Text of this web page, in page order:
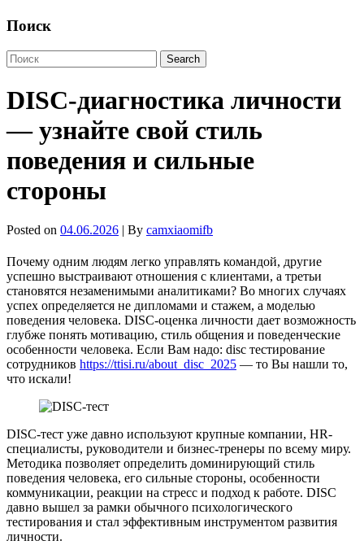
Поиск
DISC-диагностика личности
— узнайте свой стиль
поведения и сильные
стороны
Posted on 04.06.2026 | By camxiaomifb
Почему одним людям легко управлять командой, другие
успешно выстраивают отношения с клиентами, а третьи
становятся незаменимыми аналитиками? Во многих случаях
успех определяется не дипломами и стажем, а моделью
поведения человека. DISC-оценка личности дает возможность
глубже понять мотивацию, стиль общения и поведенческие
особенности человека. Если Вам надо: disc тестирование
сотрудников https://ttisi.ru/about_disc_2025 — то Вы нашли то,
что искали!
DISC-тест уже давно используют крупные компании, HR-
специалисты, руководители и бизнес-тренеры по всему миру.
Методика позволяет определить доминирующий стиль
поведения человека, его сильные стороны, особенности
коммуникации, реакции на стресс и подход к работе. DISC
давно вышел за рамки обычного психологического
тестирования и стал эффективным инструментом развития
личности.